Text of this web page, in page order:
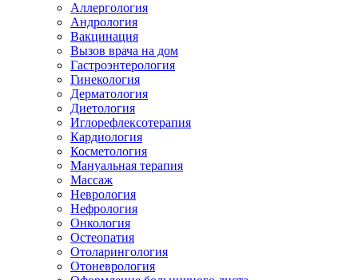
Аллергология
Андрология
Вакцинация
Вызов врача на дом
Гастроэнтерология
Гинекология
Дерматология
Диетология
Иглорефлексотерапия
Кардиология
Косметология
Мануальная терапия
Массаж
Неврология
Нефрология
Онкология
Остеопатия
Отоларингология
Отоневрология